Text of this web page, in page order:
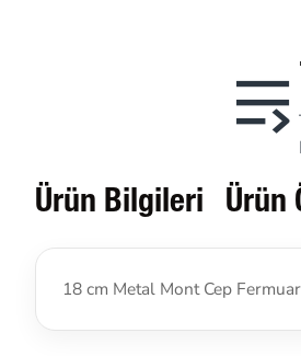
Ürün Bilgileri Ürün
18 cm Metal Mont Cep